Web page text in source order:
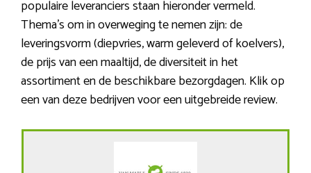
populaire leveranciers staan hieronder vermeld.
Thema’s om in overweging te nemen zijn: de
leveringsvorm (diepvries, warm geleverd of koelvers),
de prijs van een maaltijd, de diversiteit in het
assortiment en de beschikbare bezorgdagen. Klik op
een van deze bedrijven voor een uitgebreide review.